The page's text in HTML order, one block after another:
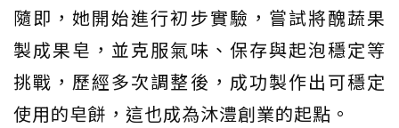
隨即，她開始進行初步實驗，嘗試將醜蔬果
製成果皂，並克服氣味、保存與起泡穩定等
挑戰，歷經多次調整後，成功製作出可穩定
使用的皂餅，這也成為沐澧創業的起點。